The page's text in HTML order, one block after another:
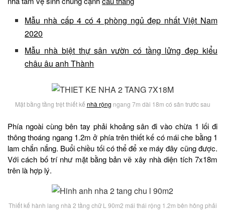
Mẫu nhà cấp 4 có 4 phòng ngủ đẹp nhất Việt Nam
2020
Mẫu nhà biệt thự sân vườn có tầng lửng đẹp kiểu
châu âu anh Thành
Mặt bằng tầng trệt thiết kế nhà rộng ngang 7m dài 18m có sân trước sau
Phía ngoài cùng bên tay phải khoảng sân đi vào chừa 1 lối đi
thông thoáng ngang 1.2m ở phía trên thiết kế có mái che bằng 1
lam chắn nắng. Buổi chiều tối có thể để xe máy đây cũng được.
Với cách bố trí như mặt bằng bản vẽ xây nhà diện tích 7x18m
trên là hợp lý.
Thiết kế hành lang nhà 2 tầng chữ L 90m2 mái thái rộng 1.2m bên hông phải